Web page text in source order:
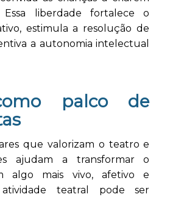
liberdade fortalece o
estimula a resolução de
a autonomia intelectual
palco de
que valorizam o teatro e
ajudam a transformar o
algo mais vivo, afetivo e
atividade teatral pode ser